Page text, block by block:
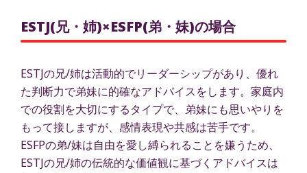
ESTJ(兄・姉)×ESFP(弟・妹)の場合
ESTJの兄/姉は活動的でリーダーシップがあり、優れ
た判断力で弟妹に的確なアドバイスをします。家庭内
での役割を大切にするタイプで、弟妹にも思いやりを
もって接しますが、感情表現や共感は苦手です。
ESFPの弟/妹は自由を愛し縛られることを嫌うため、
ESTJの兄/姉の伝統的な価値観に基づくアドバイスは